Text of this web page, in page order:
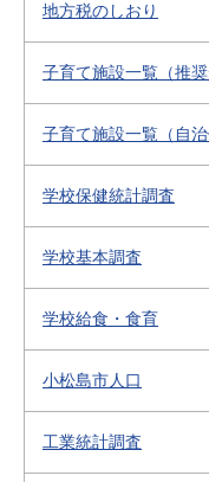
地方税のしおり
子育て施設一覧（推奨
子育て施設一覧（自
学校保健統計調査
学校基本調査
学校給食・食育
小松島市人口
工業統計調査